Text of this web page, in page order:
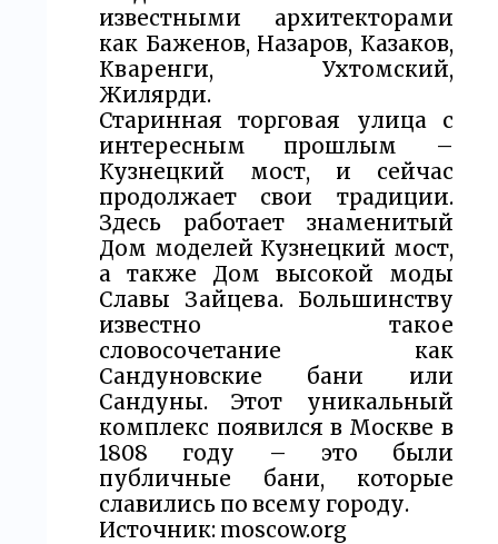
известными архитекторами
как Баженов, Назаров, Казаков,
Кваренги, Ухтомский,
Жилярди.
Старинная торговая улица с
интересным прошлым –
Кузнецкий мост, и сейчас
продолжает свои традиции.
Здесь работает знаменитый
Дом моделей Кузнецкий мост,
а также Дом высокой моды
Славы Зайцева. Большинству
известно такое
словосочетание как
Сандуновские бани или
Сандуны. Этот уникальный
комплекс появился в Москве в
1808 году – это были
публичные бани, которые
славились по всему городу.
Источник: moscow.org